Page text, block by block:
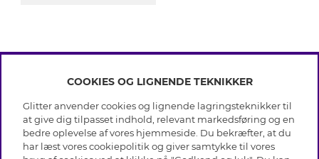
INFO
Betingelser
Databeskyttelsespolitik
Cookies
OM GLITTER
Black Friday
COOKIES OG LIGNENDE TEKNIKKER
Glitter anvender cookies og lignende lagringsteknikker til
at give dig tilpasset indhold, relevant markedsføring og en
bedre oplevelse af vores hjemmeside. Du bekræfter, at du
har læst vores cookiepolitik og giver samtykke til vores